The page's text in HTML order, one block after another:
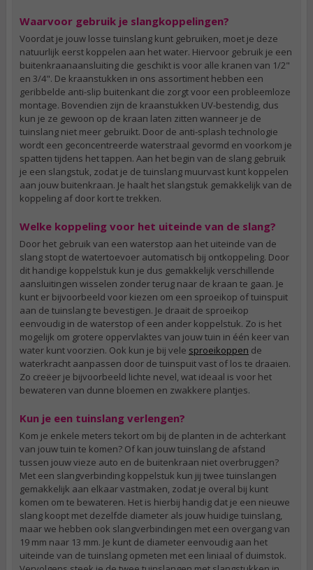
Waarvoor gebruik je slangkoppelingen?
Voordat je jouw losse tuinslang kunt gebruiken, moet je deze
natuurlijk eerst koppelen aan het water. Hiervoor gebruik je een
buitenkraanaansluiting die geschikt is voor alle kranen van 1/2"
en 3/4". De kraanstukken in ons assortiment hebben een
geribbelde anti-slip buitenkant die zorgt voor een probleemloze
montage. Bovendien zijn de kraanstukken UV-bestendig, dus
kun je ze gewoon op de kraan laten zitten wanneer je de
tuinslang niet meer gebruikt. Door de anti-splash technologie
wordt een geconcentreerde waterstraal gevormd en voorkom je
spatten tijdens het tappen. Aan het begin van de slang gebruik
je een slangstuk, zodat je de tuinslang muurvast kunt koppelen
aan jouw buitenkraan. Je haalt het slangstuk gemakkelijk van de
koppeling af door kort te trekken.
Welke koppeling voor het uiteinde van de slang?
Door het gebruik van een waterstop aan het uiteinde van de
slang stopt de watertoevoer automatisch bij ontkoppeling. Door
dit handige koppelstuk kun je dus gemakkelijk verschillende
aansluitingen wisselen zonder terug naar de kraan te gaan. Je
kunt er bijvoorbeeld voor kiezen om een sproeikop of tuinspuit
aan de tuinslang te bevestigen. Je draait de sproeikop
eenvoudig in de waterstop of een ander koppelstuk. Zo is het
mogelijk om grotere oppervlaktes van jouw tuin in één keer van
water kunt voorzien. Ook kun je bij vele sproeikoppen de
waterkracht aanpassen door de tuinspuit vast of los te draaien.
Zo creëer je bijvoorbeeld lichte nevel, wat ideaal is voor het
bewateren van dunne bloemen en zwakkere plantjes.
Kun je een tuinslang verlengen?
Kom je enkele meters tekort om bij de planten in de achterkant
van jouw tuin te komen? Of kan jouw tuinslang de afstand
tussen jouw vieze auto en de buitenkraan niet overbruggen?
Met een slangverbinding koppelstuk kun jij twee tuinslangen
gemakkelijk aan elkaar vastmaken, zodat je overal bij kunt
komen om te bewateren. Het is hierbij handig dat je een nieuwe
slang koopt met dezelfde diameter als jouw huidige tuinslang,
maar we hebben ook slangverbindingen met een overgang van
19 mm naar 13 mm. Je kunt de diameter eenvoudig aan het
uiteinde van de tuinslang opmeten met een liniaal of duimstok.